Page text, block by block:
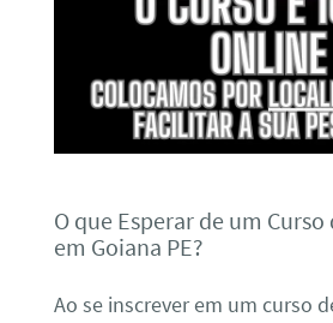
O que Esperar de um
em Goiana PE?
Ao se inscrever em um curso